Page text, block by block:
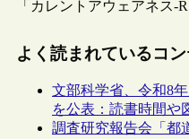
「カレントアウェアネス-R
よく読まれているコン
文部科学省、令和8
を公表：読書時間や
調査研究報告会「都